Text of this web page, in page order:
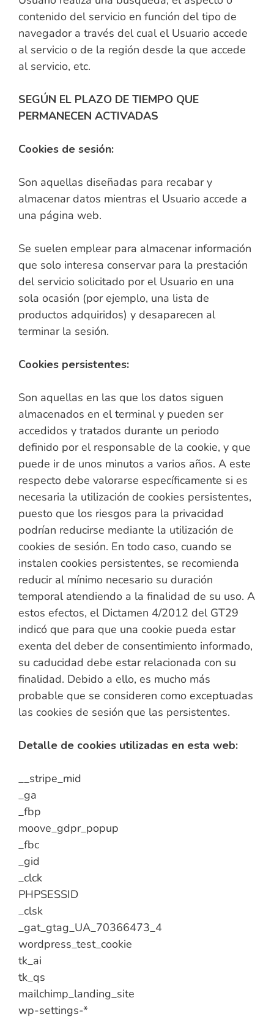
contenido del servicio en función del tipo de
navegador a través del cual el Usuario accede
al servicio o de la región desde la que accede
al servicio, etc.
SEGÚN EL PLAZO DE TIEMPO QUE
PERMANECEN ACTIVADAS
Cookies de sesión:
Son aquellas diseñadas para recabar y
almacenar datos mientras el Usuario accede a
una página web.
Se suelen emplear para almacenar información
que solo interesa conservar para la prestación
del servicio solicitado por el Usuario en una
sola ocasión (por ejemplo, una lista de
productos adquiridos) y desaparecen al
terminar la sesión.
Cookies persistentes:
Son aquellas en las que los datos siguen
almacenados en el terminal y pueden ser
accedidos y tratados durante un periodo
definido por el responsable de la cookie, y que
puede ir de unos minutos a varios años. A este
respecto debe valorarse específicamente si es
necesaria la utilización de cookies persistentes,
puesto que los riesgos para la privacidad
podrían reducirse mediante la utilización de
cookies de sesión. En todo caso, cuando se
instalen cookies persistentes, se recomienda
reducir al mínimo necesario su duración
temporal atendiendo a la finalidad de su uso. A
estos efectos, el Dictamen 4/2012 del GT29
indicó que para que una cookie pueda estar
exenta del deber de consentimiento informado,
su caducidad debe estar relacionada con su
finalidad. Debido a ello, es mucho más
probable que se consideren como exceptuadas
las cookies de sesión que las persistentes.
Detalle de cookies utilizadas en esta web:
__stripe_mid
_ga
_fbp
moove_gdpr_popup
_fbc
_gid
_clck
PHPSESSID
_clsk
_gat_gtag_UA_70366473_4
wordpress_test_cookie
tk_ai
tk_qs
mailchimp_landing_site
wp-settings-*